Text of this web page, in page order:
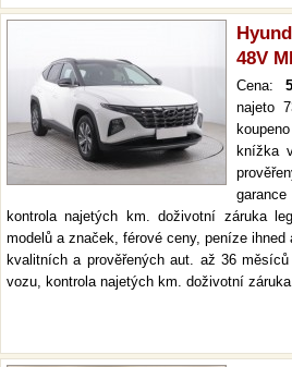
48V
Cena:
najeto
knížka
kontrola najetých km. doživotní záruka
modelů a značek, férové ceny, peníze
kvalitních a prověřených aut. až 36
vozu, kontrola najetých km. doživotní